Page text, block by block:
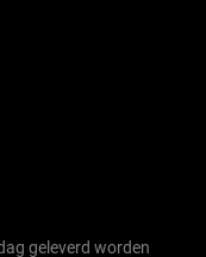
geleverd worden